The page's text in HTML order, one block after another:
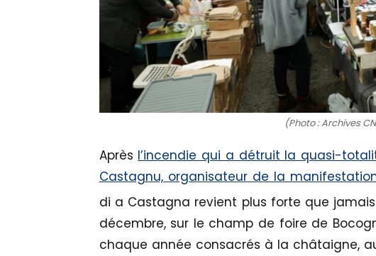
(Photo : Archives
Après l’incendie qui a détruit la quasi-
Castagnu, organisateur de la
di a Castagna revient plus forte que
décembre, sur le champ de foire de
chaque année consacrés à la châtaigne,